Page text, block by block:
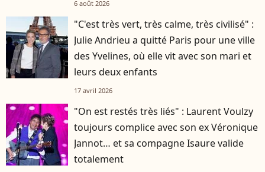
6 août 2026
"C'est très vert, très calme, très civilisé" :
Julie Andrieu a quitté Paris pour une ville
des Yvelines, où elle vit avec son mari et
leurs deux enfants
17 avril 2026
"On est restés très liés" : Laurent Voulzy
toujours complice avec son ex Véronique
Jannot… et sa compagne Isaure valide
totalement